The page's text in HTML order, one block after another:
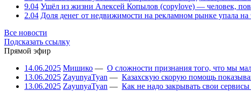
9.04 Ушёл из жизни Алексей Копылов (copylove) — человек,
2.04 Доля денег от недвижимости на рекламном рынке упала
Все новости
Подсказать ссылку
Прямой эфир
14.06.2025 Мишико — О сложности признания того, что мы
13.06.2025 ZayunyaTyan — Казахскую скорую помощь
13.06.2025 ZayunyaTyan — Как не надо закрывать свои